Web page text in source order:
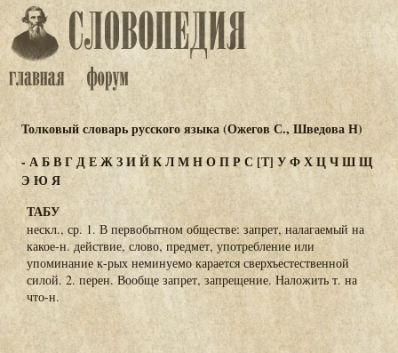
Толковый словарь русского языка (Ожегов С., Шведова Н)
-АБВГДЕЖЗИЙКЛМНОПР С[Т] УФХЦЧШЩ
Э Ю Я
ТАБУ
нескл., ср. 1. В первобытном обществе: запрет, налагаемый на
какое-н. действие, слово, предмет, употребление или
упоминание к-рых неминуемо карается сверхъестественной
силой. 2. перен. Вообще запрет, запрещение. Наложить т. на
что-н.